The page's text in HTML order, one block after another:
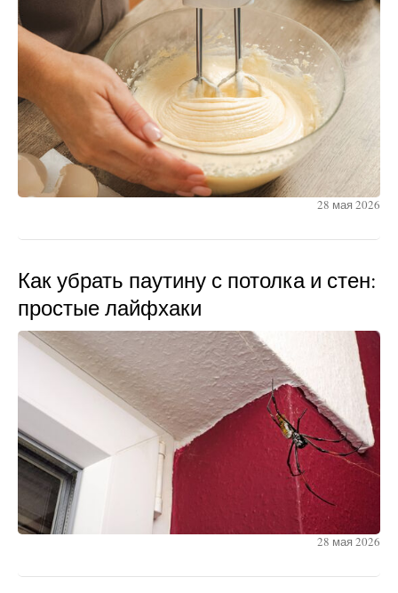
28 мая 2026
Как убрать паутину с потолка и стен:
простые лайфхаки
28 мая 2026